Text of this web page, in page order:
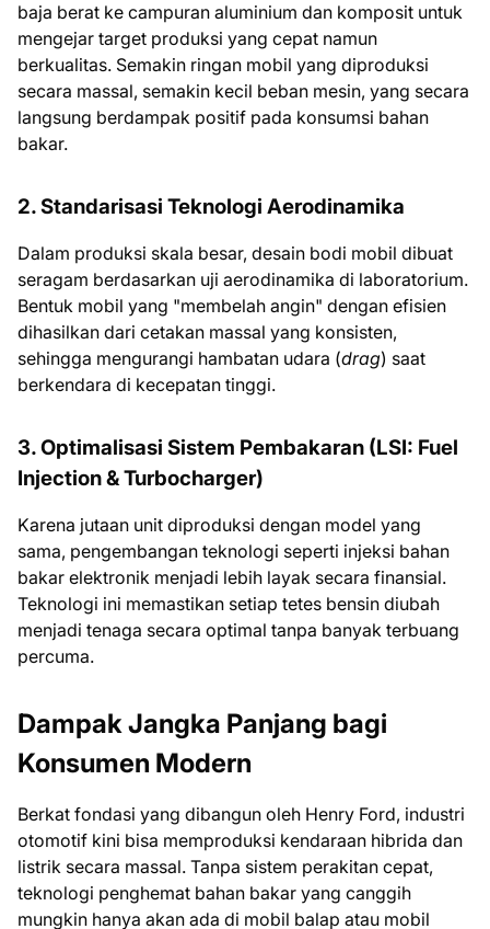
baja berat ke campuran aluminium dan komposit untuk
mengejar target produksi yang cepat namun
berkualitas. Semakin ringan mobil yang diproduksi
secara massal, semakin kecil beban mesin, yang secara
langsung berdampak positif pada konsumsi bahan
bakar.
2. Standarisasi Teknologi Aerodinamika
Dalam produksi skala besar, desain bodi mobil dibuat
seragam berdasarkan uji aerodinamika di laboratorium.
Bentuk mobil yang "membelah angin" dengan efisien
dihasilkan dari cetakan massal yang konsisten,
sehingga mengurangi hambatan udara (drag) saat
berkendara di kecepatan tinggi.
3. Optimalisasi Sistem Pembakaran (LSI: Fuel
Injection & Turbocharger)
Karena jutaan unit diproduksi dengan model yang
sama, pengembangan teknologi seperti injeksi bahan
bakar elektronik menjadi lebih layak secara finansial.
Teknologi ini memastikan setiap tetes bensin diubah
menjadi tenaga secara optimal tanpa banyak terbuang
percuma.
Dampak Jangka Panjang bagi
Konsumen Modern
Berkat fondasi yang dibangun oleh Henry Ford, industri
otomotif kini bisa memproduksi kendaraan hibrida dan
listrik secara massal. Tanpa sistem perakitan cepat,
teknologi penghemat bahan bakar yang canggih
mungkin hanya akan ada di mobil balap atau mobil